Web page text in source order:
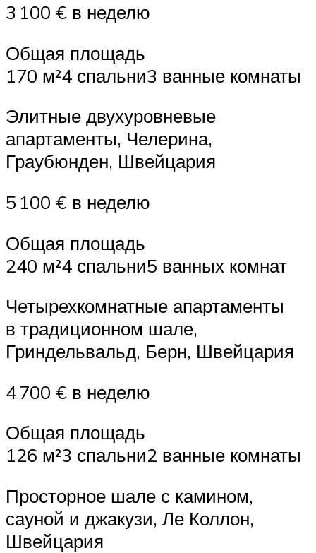
3 100 € в неделю
Общая площадь
170 м²4 спальни3 ванные комнаты
Элитные двухуровневые
апартаменты, Челерина,
Граубюнден, Швейцария
5 100 € в неделю
Общая площадь
240 м²4 спальни5 ванных комнат
Четырехкомнатные апартаменты
в традиционном шале,
Гриндельвальд, Берн, Швейцария
4 700 € в неделю
Общая площадь
126 м²3 спальни2 ванные комнаты
Просторное шале с камином,
сауной и джакузи, Ле Коллон,
Швейцария